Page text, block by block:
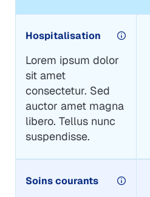
Hospitalisation
Lorem ipsum dolor
sit amet
consectetur. Sed
auctor amet magna
libero. Tellus nunc
suspendisse.
Soins courants